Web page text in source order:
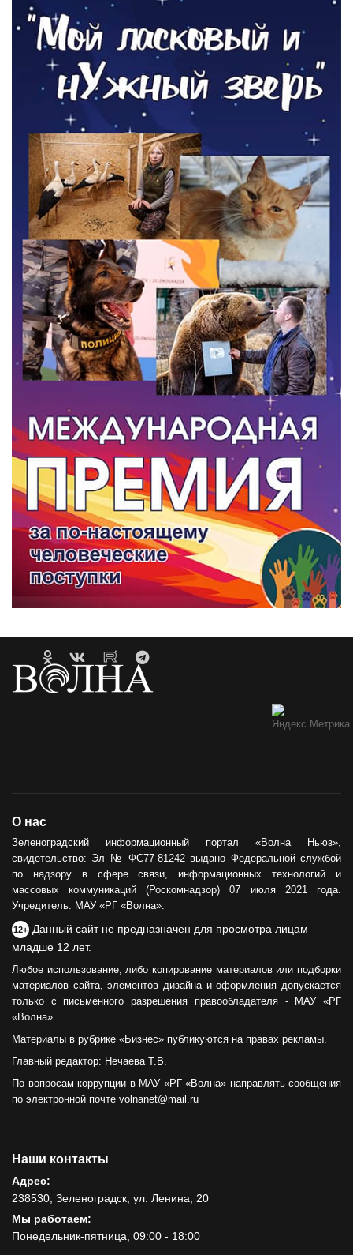
О нас
Зеленоградский информационный портал «Волна Ньюз»,
свидетельство: Эл № ФС77-81242 выдано Федеральной службой
по надзору в сфере связи, информационных технологий и
массовых коммуникаций (Роскомнадзор) 07 июля 2021 года.
Учредитель: МАУ «РГ «Волна».
12+ Данный сайт не предназначен для просмотра лицам
младше 12 лет.
Любое использование, либо копирование материалов или подборки
материалов сайта, элементов дизайна и оформления допускается
только с письменного разрешения правообладателя - МАУ «РГ
«Волна».
Материалы в рубрике «Бизнес» публикуются на правах рекламы.
Главный редактор: Нечаева Т.В.
По вопросам коррупции в МАУ «РГ «Волна» направлять сообщения
по электронной почте volnanet@mail.ru
Наши контакты
Адрес:
238530, Зеленоградск, ул. Ленина, 20
Мы работаем:
Понедельник-пятница, 09:00 - 18:00